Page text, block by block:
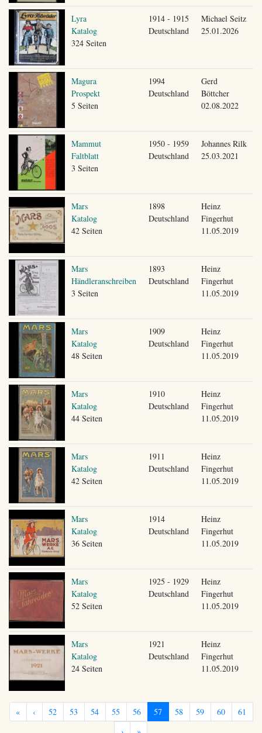
Lyra
Katalog
324 Seiten
1914 - 1915
Deutschland
Michael Seitz
25.01.2026
Magura
Prospekt
5 Seiten
1994
Deutschland
Gerd
Böttcher
02.08.2022
Mammut
Faltblatt
3 Seiten
1950 - 1959
Deutschland
Johannes Rilk
25.03.2021
Mars
Katalog
42 Seiten
1898
Deutschland
Heinz
Fingerhut
11.05.2019
Mars
Händleranschreiben
3 Seiten
1893
Deutschland
Heinz
Fingerhut
11.05.2019
Mars
Katalog
48 Seiten
1909
Deutschland
Heinz
Fingerhut
11.05.2019
Mars
Katalog
44 Seiten
1910
Deutschland
Heinz
Fingerhut
11.05.2019
Mars
Katalog
42 Seiten
1911
Deutschland
Heinz
Fingerhut
11.05.2019
Mars
Katalog
36 Seiten
1914
Deutschland
Heinz
Fingerhut
11.05.2019
Mars
Katalog
52 Seiten
1925 - 1929
Deutschland
Heinz
Fingerhut
11.05.2019
Mars
Katalog
24 Seiten
1921
Deutschland
Heinz
Fingerhut
11.05.2019
« ‹ 52 53 54 55 56 57 58 59 60
61
›
»